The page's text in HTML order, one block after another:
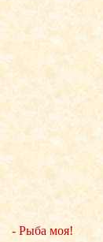
- Рыба моя!